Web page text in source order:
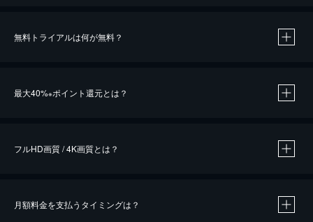
無料トライアルは何が無料？
最大40%※ポイント還元とは？
※40％ポイント還元の対象は、クレジットカード決済による作品の購入 / レンタルです。
iOSアプリのUコイン決済による作品の購入 / レンタルは、20％のポイント還元です。
フルHD画質 / 4K画質とは？
月額料金を支払うタイミングは？